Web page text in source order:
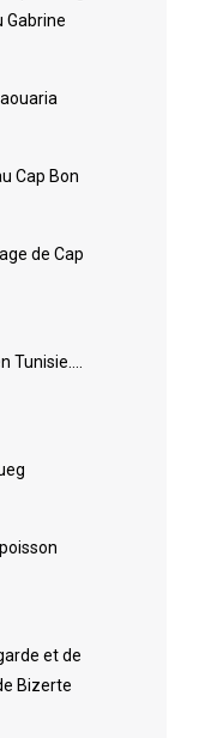
Gabrine
Cap Bon
de Cap
Tunisie….
et de
Bizerte